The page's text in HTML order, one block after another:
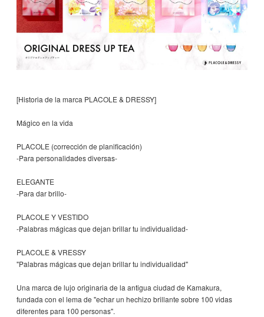
[Historia de la marca PLACOLE & DRESSY]
Mágico en la vida
PLACOLE (corrección de planificación)
-Para personalidades diversas-
ELEGANTE
-Para dar brillo-
PLACOLE Y VESTIDO
-Palabras mágicas que dejan brillar tu individualidad-
PLACOLE & VRESSY
"Palabras mágicas que dejan brillar tu individualidad"
Una marca de lujo originaria de la antigua ciudad de Kamakura,
fundada con el lema de "echar un hechizo brillante sobre 100 vidas
diferentes para 100 personas".